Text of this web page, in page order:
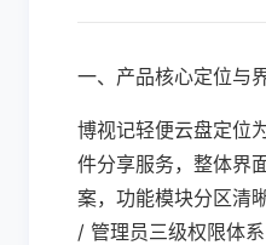
一、产品核心定位与
博视记轻便云盘定位
件分享服务，整体界
案，功能模块分区清
/ 管理员三级权限体